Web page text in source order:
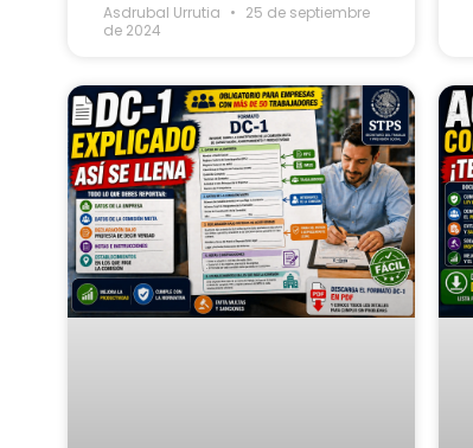
Asdrubal Urrutia
25 de septiembre
de 2024